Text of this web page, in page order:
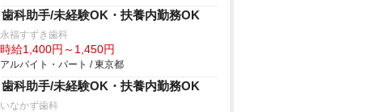
歯科助手/未経験OK・扶養内勤務OK
永福すずき歯科
時給1,400円～1,450円
アルバイト・パート / 東京都
歯科助手/未経験OK・扶養内勤務OK
いなかず歯科